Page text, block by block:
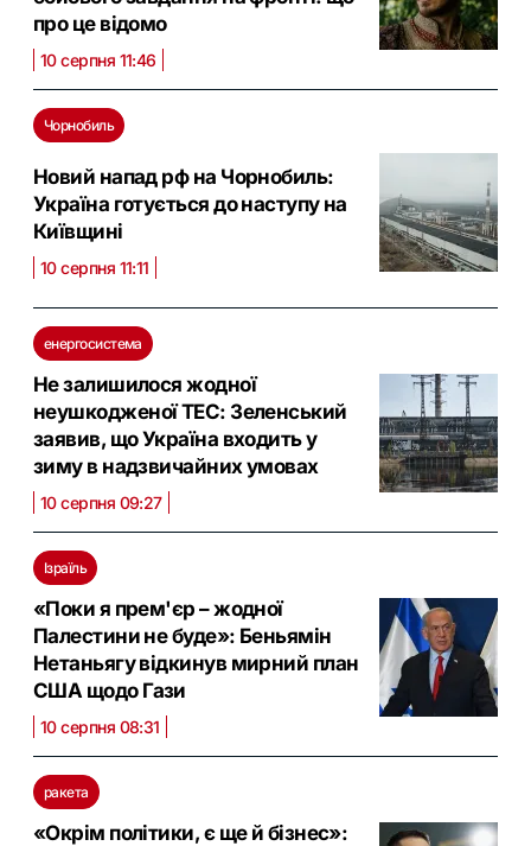
про це відомо
10 серпня 11:46
Чорнобиль
Новий напад рф на Чорнобиль:
Україна готується до наступу на
Київщині
10 серпня 11:11
енергосистема
Не залишилося жодної
неушкодженої ТЕС: Зеленський
заявив, що Україна входить у
зиму в надзвичайних умовах
10 серпня 09:27
Ізраїль
«Поки я прем'єр – жодної
Палестини не буде»: Беньямін
Нетаньягу відкинув мирний план
США щодо Гази
10 серпня 08:31
ракета
«Окрім політики, є ще й бізнес»: